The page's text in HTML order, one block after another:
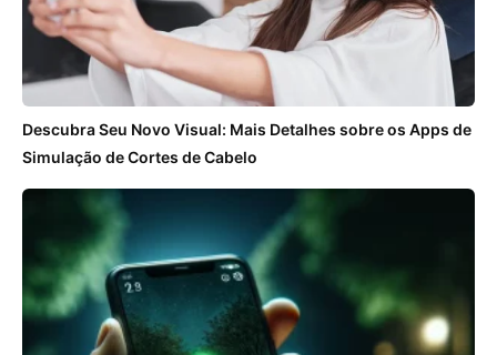
Descubra Seu Novo Visual: Mais Detalhes sobre os Apps de
Simulação de Cortes de Cabelo